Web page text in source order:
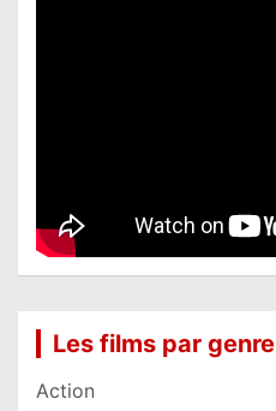
Les films par genre
Action